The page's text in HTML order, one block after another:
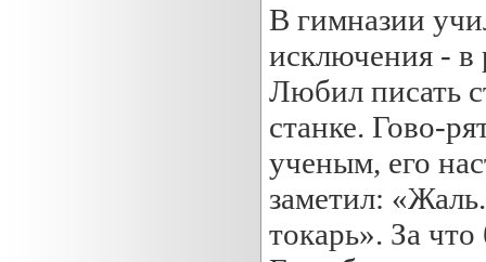
В гимназии
исключения - в
Любил писать
станке. Гово-
ученым, его
заметил:
токарь». За